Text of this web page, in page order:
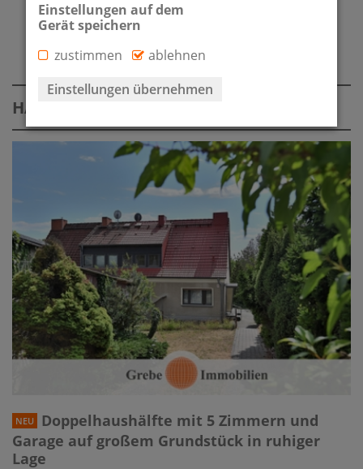
IMMOBILIENÜBERSICHT
HAUS ZUM KAUF
NEU
Doppelhaushälfte mit 5 Zimmern und
Garage auf großem Grundstück in ruhiger
Lage
Einstellungen auf dem
Gerät speichern
zustimmen
ablehnen
Einstellungen übernehmen